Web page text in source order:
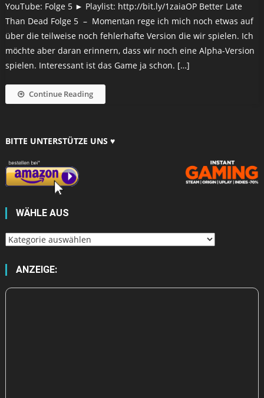
YouTube: Folge 5 ► Playlist: http://bit.ly/1zaiaOP Better Late
Than Dead Folge 5 – Momentan rege ich mich noch etwas auf
über die teilweise noch fehlerhafte Version die wir spielen. Ich
möchte aber daran erinnern, dass wir noch eine Alpha-Version
spielen. Interessant ist das Game ja schon. […]
Continue Reading
BITTE UNTERSTÜTZE UNS ♥
WÄHLE AUS
Wähle
ANZEIGE: